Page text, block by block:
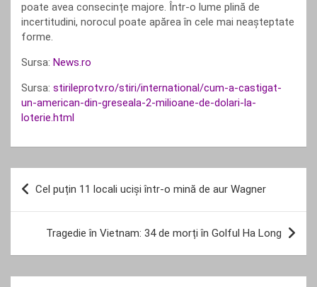
poate avea consecințe majore. Într-o lume plină de
incertitudini, norocul poate apărea în cele mai neașteptate
forme.
Sursa: News.ro
Sursa: stirileprotv.ro/stiri/international/cum-a-castigat-
un-american-din-greseala-2-milioane-de-dolari-la-
loterie.html
Navigare
articole
Cel puțin 11 locali uciși într-o mină de aur Wagner
Tragedie în Vietnam: 34 de morți în Golful Ha Long